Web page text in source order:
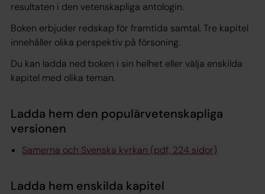
resultaten i den vetenskapliga antologin.
Boken erbjuder redskap för framtida samtal. Tre kapitel
innehåller olika perspektiv på försoning.
Du kan ladda ned boken i sin helhet eller välja enskilda
kapitel med olika teman.
Ladda hem den populärvetenskapliga
versionen
Samerna och Svenska kyrkan (pdf, 224 sidor)
Ladda hem enskilda kapitel